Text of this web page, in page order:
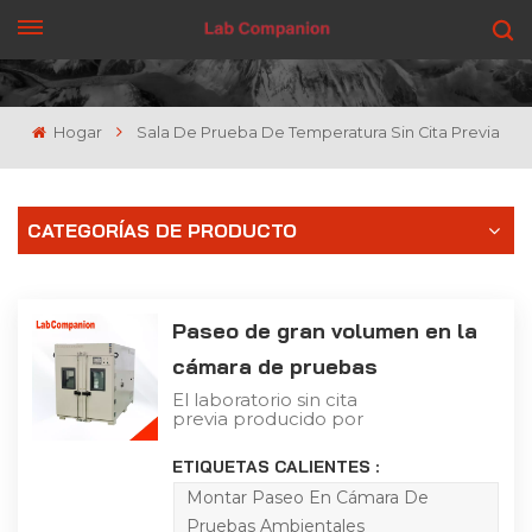
CONSIGUE UNA COTIZACIÓN
Hogar Sala De Prueba De Temperatura Sin Cita Previa
CATEGORÍAS DE PRODUCTO
Paseo de gran volumen en la
cámara de pruebas
ambientales
El laboratorio sin cita
previa producido por
diseñado para satisfacer
los requisitos del usuario
en cuanto a espacios de
prueba de gran
ETIQUETAS CALIENTES :
Montar Paseo En Cámara De
Pruebas Ambientales